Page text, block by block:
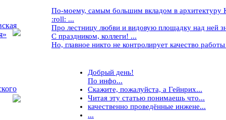
По-моему, самым большим вкладом в архитектуру
:roll: ...
Про лестницу любви и видовую площадку над ней
С праздником, коллеги! ...
Но, главное никто не контролирует качество
Добрый день!
По инфо...
Скажите, пожалуйста, а Гейнрих...
Читая эту статью понимаешь что...
качественно проведённые инжене...
...